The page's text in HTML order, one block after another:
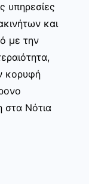
υπηρεσίες
και
με την
κορυφή
στα Νότια